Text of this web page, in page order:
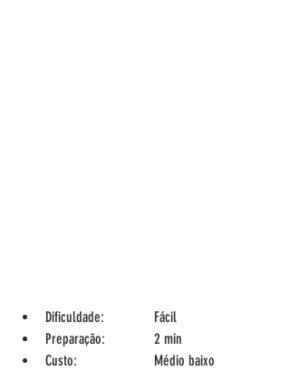
Dificuldade:       	Fácil
Preparação:       	2 min
Custo:  		Médio baixo